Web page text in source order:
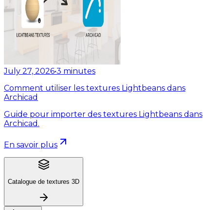
July 27, 2026•3 minutes
Comment utiliser les textures Lightbeans dans
Archicad
Guide pour importer des textures Lightbeans dans
Archicad.
En savoir plus
Catalogue de textures 3D